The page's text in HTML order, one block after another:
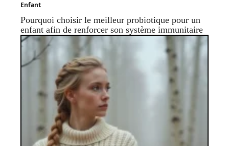
Enfant
Pourquoi choisir le meilleur probiotique pour un
enfant afin de renforcer son système immunitaire